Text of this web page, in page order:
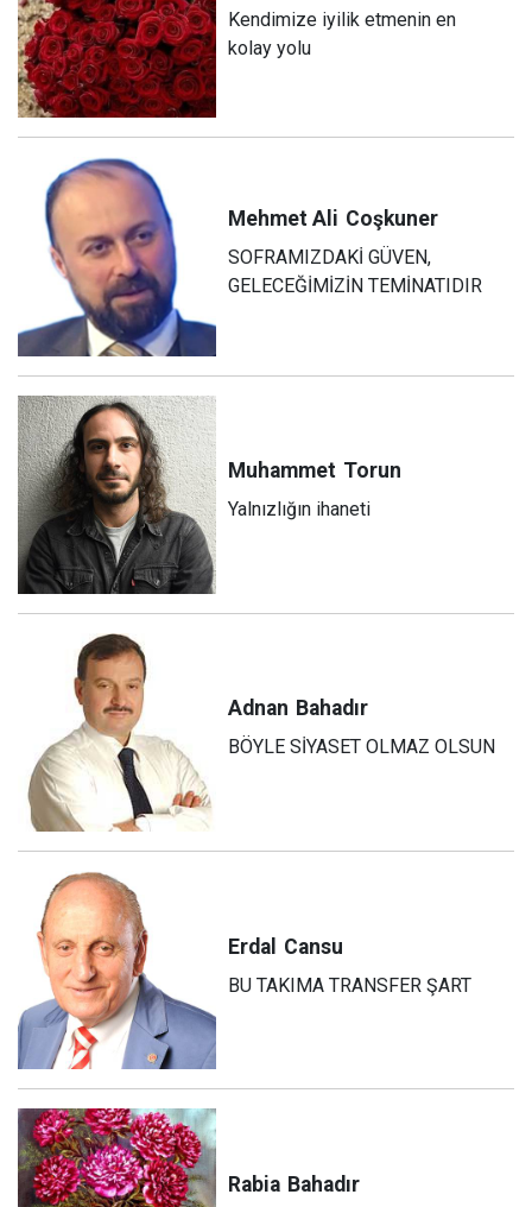
Kendimize iyilik etmenin en
kolay yolu
Mehmet Ali Coşkuner
SOFRAMIZDAKİ GÜVEN,
GELECEĞİMİZİN TEMİNATIDIR
Muhammet Torun
Yalnızlığın ihaneti
Adnan Bahadır
BÖYLE SİYASET OLMAZ OLSUN
Erdal Cansu
BU TAKIMA TRANSFER ŞART
Rabia Bahadır